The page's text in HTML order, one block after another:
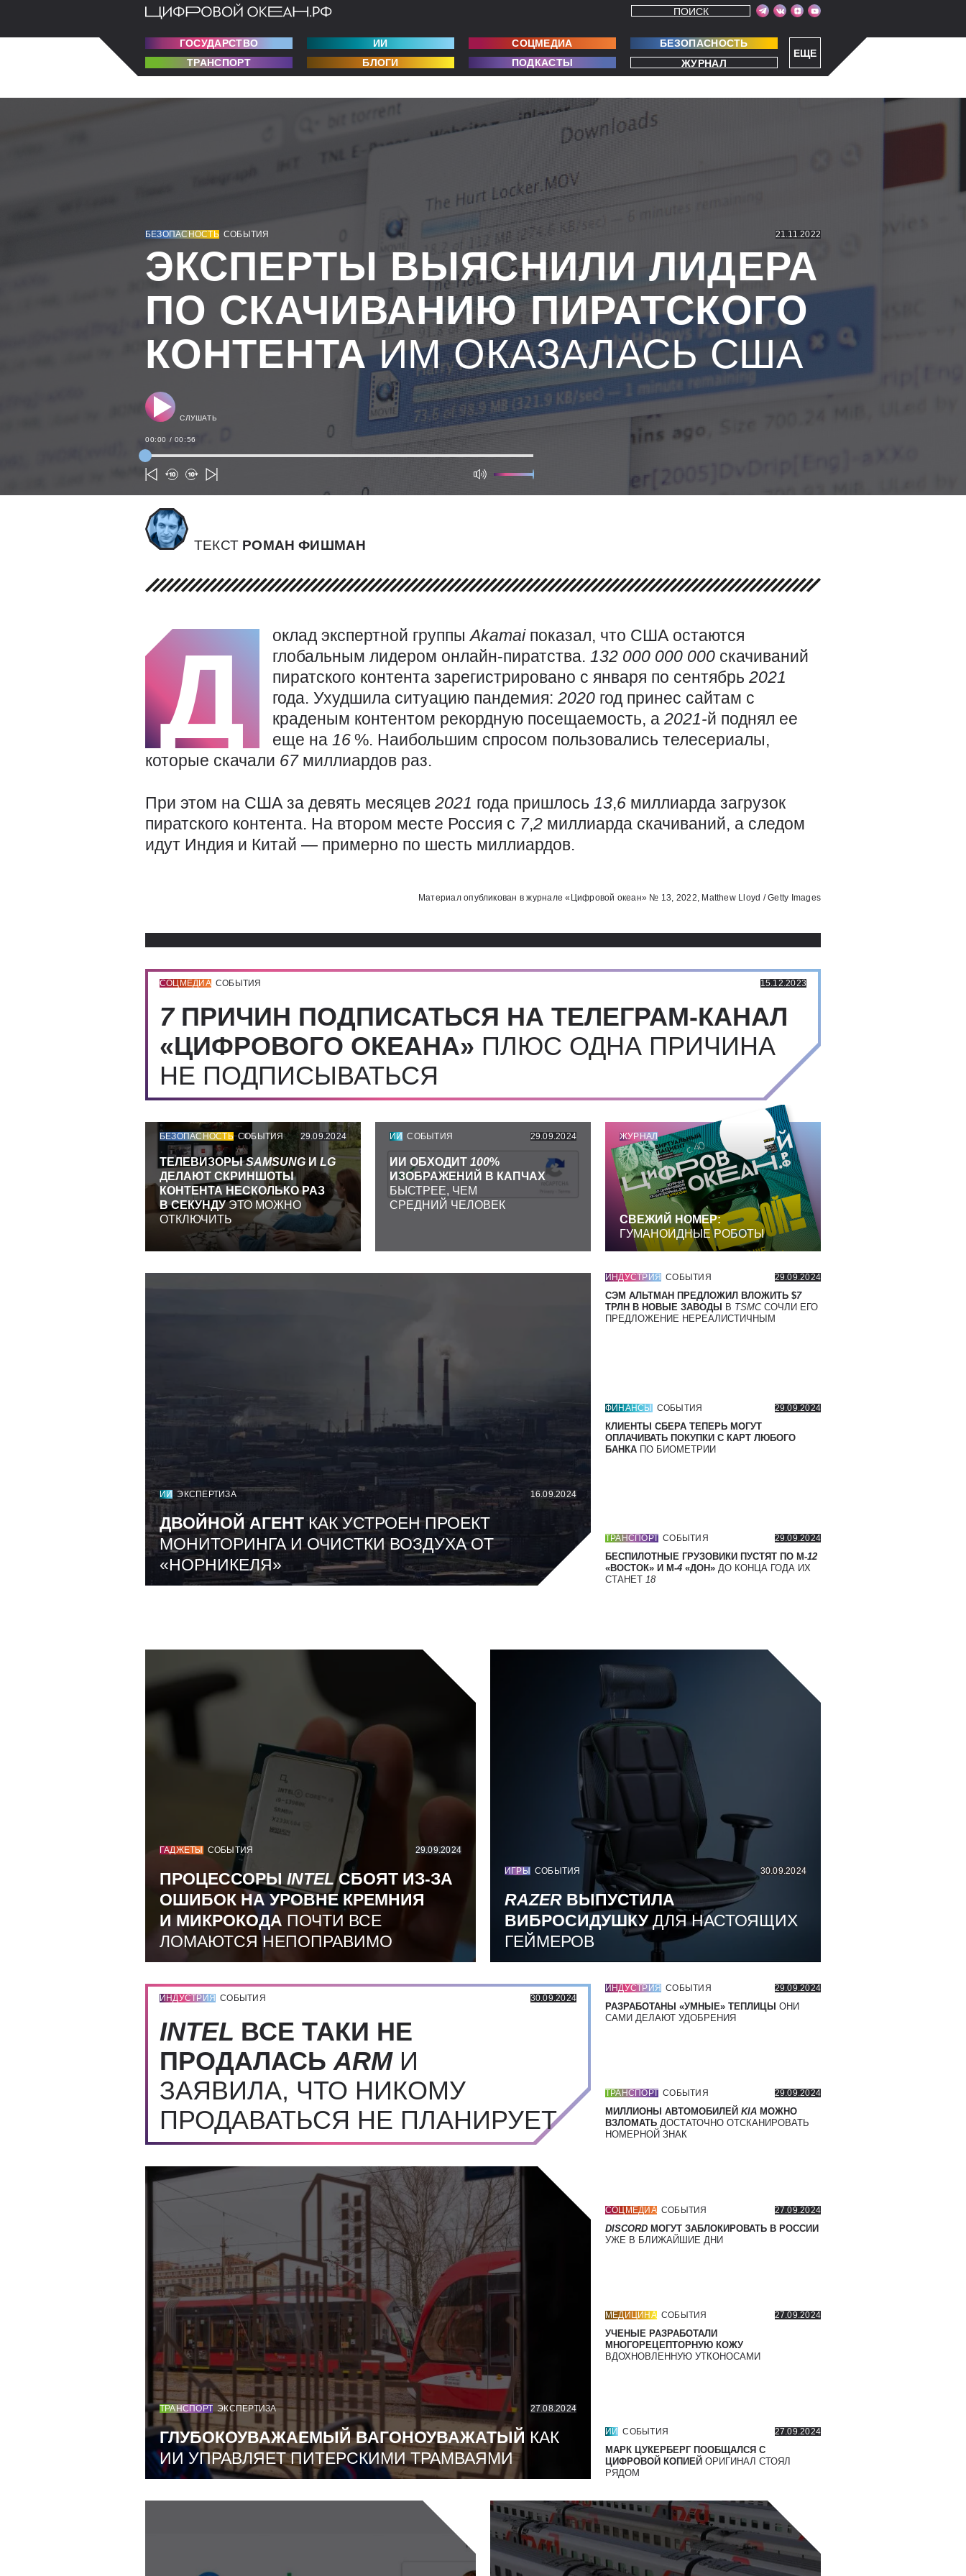
ЕЩЕ
ПОИСК
ГОСУДАРСТВО ИИ СОЦМЕДИА
БЕЗОПАСНОСТЬ
ТРАНСПОРТ
БЛОГИ ПОДКАСТЫ ЖУРНАЛ
БЕЗОПАСНОСТЬ СОБЫТИЯ 21.11.2022
ЭКСПЕРТЫ ВЫЯСНИЛИ ЛИДЕРА
ПО СКАЧИВАНИЮ ПИРАТСКОГО
КОНТЕНТАИМ ОКАЗАЛАСЬ США
СЛУШАТЬ
00:00 / 00:56
ТЕКСТ РОМАН ФИШМАН
Д оклад экспертной группыAkamai показал, что США остаются
глобальным лидером онлайн-пиратства. 132 000 000 000 скачиваний
пиратского контента зарегистрировано с января по сентябрь 2021
года. Ухудшила ситуацию пандемия: 2020 год принес сайтам с
краденым контентом рекордную посещаемость, а 2021-й поднял ее
еще на 16%. Наибольшим спросом пользовались телесериалы,
которые скачали 67 миллиардов раз.
При этом на США за девять месяцев 2021 года пришлось 13,6 миллиарда загрузок
пиратского контента. На втором месте Россия с 7,2 миллиарда скачиваний, а следом
идут Индия и Китай — ​примерно по шесть миллиардов.
Использованные источники:
Материал опубликован в журнале «Цифровой океан» № 13, 2022, Matthew Lloyd / Getty Images
СОЦМЕДИА СОБЫТИЯ 15.12.2023
7 ПРИЧИН ПОДПИСАТЬСЯ НА ТЕЛЕГРАМ-КАНАЛ
«ЦИФРОВОГО ОКЕАНА» ПЛЮС ОДНА ПРИЧИНА
НЕ ПОДПИСЫВАТЬСЯ
БЕЗОПАСНОСТЬ СОБЫТИЯ 29.09.2024
ТЕЛЕВИЗОРЫSAMSUNG И LG
ДЕЛАЮТ СКРИНШОТЫ
КОНТЕНТА НЕСКОЛЬКО РАЗ
В СЕКУНДУЭТО МОЖНО
ОТКЛЮЧИТЬ
ИИ СОБЫТИЯ 29.09.2024
ИИ ОБХОДИТ 100%
ИЗОБРАЖЕНИЙ В КАПЧАХ
БЫСТРЕЕ, ЧЕМ
СРЕДНИЙ ЧЕЛОВЕК
ЖУРНАЛ
СВЕЖИЙ НОМЕР:
ГУМАНОИДНЫЕ РОБОТЫ
ИИ ЭКСПЕРТИЗА 16.09.2024
ДВОЙНОЙ АГЕНТКАК УСТРОЕН ПРОЕКТ
МОНИТОРИНГА И ОЧИСТКИ ВОЗДУХА ОТ
«НОРНИКЕЛЯ»
ИНДУСТРИЯ СОБЫТИЯ 29.09.2024
СЭМ АЛЬТМАН ПРЕДЛОЖИЛ ВЛОЖИТЬ $7
ТРЛН В НОВЫЕ ЗАВОДЫ
В TSMC СОЧЛИ ЕГО
ПРЕДЛОЖЕНИЕ НЕРЕАЛИСТИЧНЫМ
ФИНАНСЫ СОБЫТИЯ 29.09.2024
КЛИЕНТЫ СБЕРА ТЕПЕРЬ МОГУТ
ОПЛАЧИВАТЬ ПОКУПКИ С КАРТ ЛЮБОГО
БАНКА ПО БИОМЕТРИИ
ТРАНСПОРТ СОБЫТИЯ 29.09.2024
БЕСПИЛОТНЫЕ ГРУЗОВИКИ ПУСТЯТ ПО М-12
«ВОСТОК» И М-4 «ДОН» ДО КОНЦА ГОДА ИХ
СТАНЕТ 18
ГАДЖЕТЫ СОБЫТИЯ 29.09.2024
ПРОЦЕССОРЫ INTELСБОЯТ ИЗ-ЗА
ОШИБОК НА УРОВНЕ КРЕМНИЯ
И МИКРОКОДА ПОЧТИ ВСЕ
ЛОМАЮТСЯ НЕПОПРАВИМО
ИГРЫ СОБЫТИЯ 30.09.2024
RAZER ВЫПУСТИЛА
ВИБРОСИДУШКУДЛЯ НАСТОЯЩИХ
ГЕЙМЕРОВ
ИНДУСТРИЯ СОБЫТИЯ 30.09.2024
INTEL ВСЕ ТАКИ НЕ
ПРОДАЛАСЬ ARMИ
ЗАЯВИЛА, ЧТО НИКОМУ
ПРОДАВАТЬСЯ НЕ ПЛАНИРУЕТ
ТРАНСПОРТ ЭКСПЕРТИЗА 27.08.2024
ГЛУБОКОУВАЖАЕМЫЙ ВАГОНОУВАЖАТЫЙ КАК
ИИ УПРАВЛЯЕТ ПИТЕРСКИМИ ТРАМВАЯМИ
ИНДУСТРИЯ СОБЫТИЯ 29.09.2024
РАЗРАБОТАНЫ «УМНЫЕ» ТЕПЛИЦЫ ОНИ
САМИ ДЕЛАЮТ УДОБРЕНИЯ
ТРАНСПОРТ СОБЫТИЯ 29.09.2024
МИЛЛИОНЫ АВТОМОБИЛЕЙ KIA МОЖНО
ВЗЛОМАТЬ ДОСТАТОЧНО ОТСКАНИРОВАТЬ
НОМЕРНОЙ ЗНАК
СОЦМЕДИА СОБЫТИЯ 27.09.2024
DISCORD МОГУТ ЗАБЛОКИРОВАТЬ В РОССИИ
УЖЕ В БЛИЖАЙШИЕ ДНИ
МЕДИЦИНА СОБЫТИЯ 27.09.2024
УЧЕНЫЕ РАЗРАБОТАЛИ
МНОГОРЕЦЕПТОРНУЮ КОЖУ
ВДОХНОВЛЕННУЮ УТКОНОСАМИ
ИИ СОБЫТИЯ 27.09.2024
МАРК ЦУКЕРБЕРГ ПООБЩАЛСЯ С
ЦИФРОВОЙ КОПИЕЙ ОРИГИНАЛ СТОЯЛ
РЯДОМ